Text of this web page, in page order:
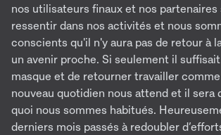
nos utilisateurs finaux et nos
ressentir dans nos activités et nous
conscients qu'il n'y aura pas de retour à
un avenir proche. Si seulement il
masque et de retourner travailler comme
nouveau quotidien nous attend et il sera
quoi nous sommes habitués.
derniers mois passés à redoubler